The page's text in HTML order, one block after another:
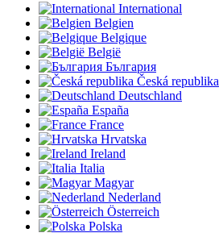
International
Belgien
Belgique
België
България
Česká republika
Deutschland
España
France
Hrvatska
Ireland
Italia
Magyar
Nederland
Österreich
Polska